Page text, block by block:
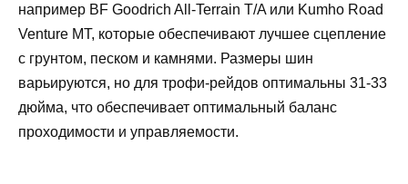
например BF Goodrich All-Terrain T/A или Kumho Road
Venture MT, которые обеспечивают лучшее сцепление
с грунтом, песком и камнями. Размеры шин
варьируются, но для трофи-рейдов оптимальны 31-33
дюйма, что обеспечивает оптимальный баланс
проходимости и управляемости.